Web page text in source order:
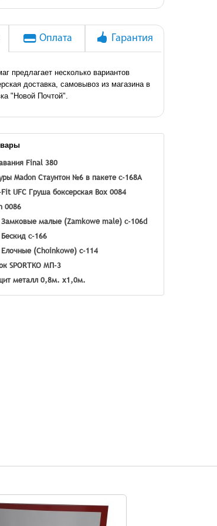
Оплата Гарантия
предлагает несколько вариантов
доставка, самовывоз из магазина в
"Новой Почтой".
Final 380
Madon Стаунтон №6 в пакете c-168A
UFC Груша боксерская Вох 0084
0086
малые (Zamkowe male) c-106d
c-166
(Choinkowe) с-114
SPORTKO МП-3
металл 0,8м. х1,0м.